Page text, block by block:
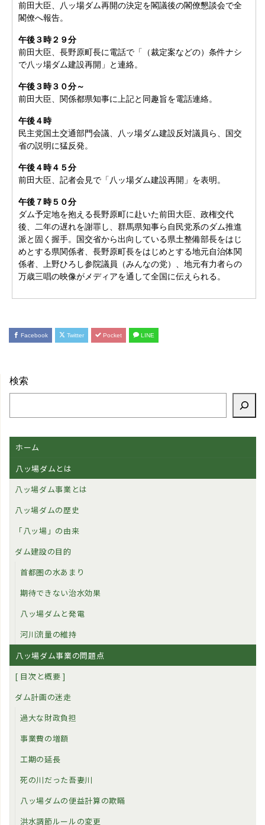
前田大臣、八ッ場ダム再開の決定を閣議後の閣僚懇談会で全
閣僚へ報告。
午後３時２９分
前田大臣、長野原町長に電話で「（裁定案などの）条件ナシ
で八ッ場ダム建設再開」と連絡。
午後３時３０分～
前田大臣、関係都県知事に上記と同趣旨を電話連絡。
午後４時
民主党国土交通部門会議、八ッ場ダム建設反対議員ら、国交
省の説明に猛反発。
午後４時４５分
前田大臣、記者会見で「八ッ場ダム建設再開」を表明。
午後７時５０分
ダム予定地を抱える長野原町に赴いた前田大臣、政権交代
後、二年の遅れを謝罪し、群馬県知事ら自民党系のダム推進
派と固く握手。国交省から出向している県土整備部長をはじ
めとする県関係者、長野原町長をはじめとする地元自治体関
係者、上野ひろし参院議員（みんなの党）、地元有力者らの
万歳三唱の映像がメディアを通して全国に伝えられる。
Facebook Twitter Pocket LINE
検索
ホーム
八ッ場ダムとは
八ッ場ダム事業とは
八ッ場ダムの歴史
「八ッ場」の由来
ダム建設の目的
首都圏の水あまり
期待できない治水効果
八ッ場ダムと発電
河川流量の維持
八ッ場ダム事業の問題点
[ 目次と概要 ]
ダム計画の迷走
過大な財政負担
事業費の増額
工期の延長
死の川だった吾妻川
八ッ場ダムの便益計算の欺瞞
洪水調節ルールの変更